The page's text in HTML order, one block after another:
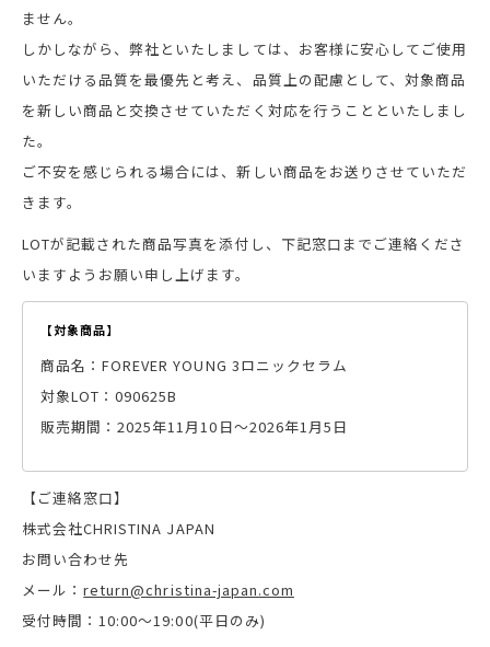
ません。
しかしながら、弊社といたしましては、お客様に安心してご使用
いただける品質を最優先と考え、品質上の配慮として、対象商品
を新しい商品と交換させていただく対応を行うことといたしまし
た。
ご不安を感じられる場合には、新しい商品をお送りさせていただ
きます。
LOTが記載された商品写真を添付し、下記窓口までご連絡くださ
いますようお願い申し上げます。
【対象商品】
商品名：FOREVER YOUNG 3ロニックセラム
対象LOT：090625B
販売期間：2025年11月10日～2026年1月5日
【ご連絡窓口】
株式会社CHRISTINA JAPAN
お問い合わせ先
メール：return@christina-japan.com
受付時間：10:00～19:00(平日のみ)